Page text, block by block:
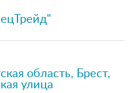
область, Брест,
улица